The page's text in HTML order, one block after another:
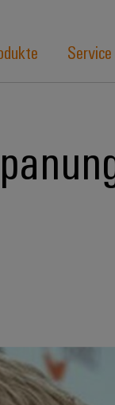
Service